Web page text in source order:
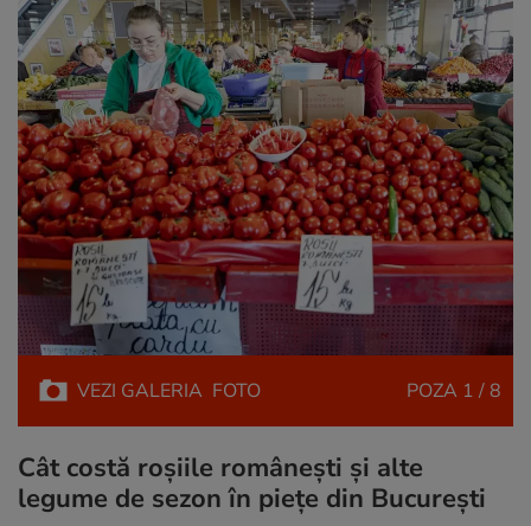
VEZI GALERIA FOTO POZA 1 / 8
Cât costă roșiile românești și alte
legume de sezon în piețe din București